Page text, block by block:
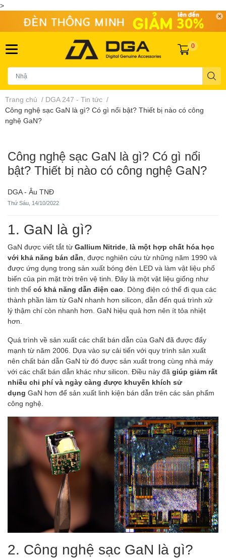
>
0
Trang chủ / DGA 247 - Tin tức /
Công nghệ sạc GaN là gì? Có gì nổi bật? Thiết bị nào có công
nghệ GaN?
Công nghệ sạc GaN là gì? Có gì nổi
bật? Thiết bị nào có công nghệ GaN?
DGA - Âu TNĐ
Thứ Sáu, 14/10/2022
1. GaN là gì?
GaN được viết tắt từ Gallium Nitride là một hợp chất hóa học
với khả năng bán dẫn , được nghiên cứu từ những năm 1990 và
được ứng dụng trong sản xuất bóng đèn LED và làm vật liệu phổ
biến của pin mặt trời trên vệ tinh. Đây là một vật liệu giống như
tinh thể có khả năng dẫn điện cao . Dòng điện có thể đi qua các
thành phần làm từ GaN nhanh hơn silicon, dẫn đến quá trình xử
lý thậm chí còn nhanh hơn. GaN hiệu quả hơn nên ít tỏa nhiệt
hơn.
Quá trình về sản xuất các chất bán dẫn của GaN đã được đẩy
mạnh từ năm 2006. Dựa vào sự cải tiến với quy trình sản xuất
nên chất bán dẫn GaN từ đó được sản xuất trong cùng nhà máy
với các chất bán dẫn khác như silicon. Điều này đã giúp giảm rất
nhiều chi phí và ngày càng được khuyến khích sử
dụng GaN hơn để sản xuất linh kiện bán dẫn trên các sản phẩm
công nghệ.
2. Công nghệ sạc GaN là gì?